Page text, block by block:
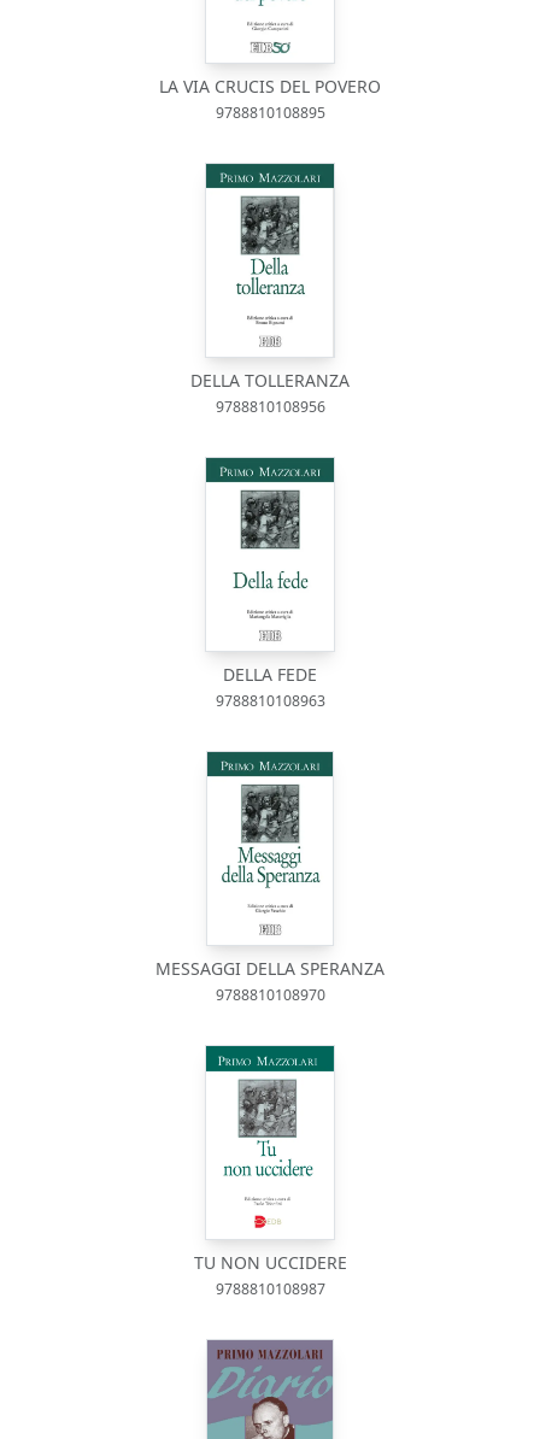
LA VIA CRUCIS DEL POVERO
9788810108895
DELLA TOLLERANZA
9788810108956
DELLA FEDE
9788810108963
MESSAGGI DELLA SPERANZA
9788810108970
TU NON UCCIDERE
9788810108987